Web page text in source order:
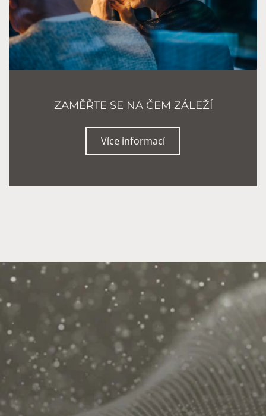
ZAMĚŘTE SE NA ČEM ZÁLEŽÍ
Více informací